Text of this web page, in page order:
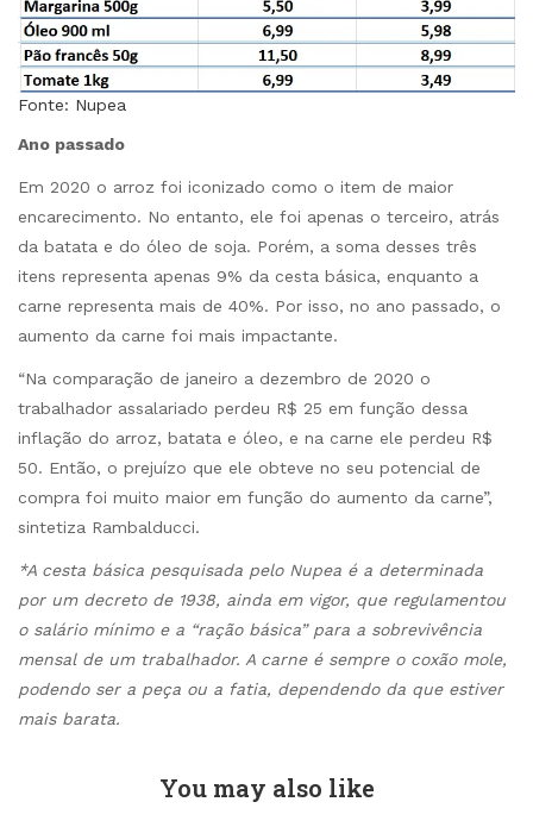
Fonte: Nupea
Ano passado
Em 2020 o arroz foi iconizado como o item de maior
encarecimento. No entanto, ele foi apenas o terceiro, atrás
da batata e do óleo de soja. Porém, a soma desses três
itens representa apenas 9% da cesta básica, enquanto a
carne representa mais de 40%. Por isso, no ano passado, o
aumento da carne foi mais impactante.
“Na comparação de janeiro a dezembro de 2020 o
trabalhador assalariado perdeu R$ 25 em função dessa
inflação do arroz, batata e óleo, e na carne ele perdeu R$
50. Então, o prejuízo que ele obteve no seu potencial de
compra foi muito maior em função do aumento da carne”,
sintetiza Rambalducci.
*A cesta básica pesquisada pelo Nupea é a determinada
por um decreto de 1938, ainda em vigor, que regulamentou
o salário mínimo e a “ração básica” para a sobrevivência
mensal de um trabalhador. A carne é sempre o coxão mole,
podendo ser a peça ou a fatia, dependendo da que estiver
mais barata.
You may also like